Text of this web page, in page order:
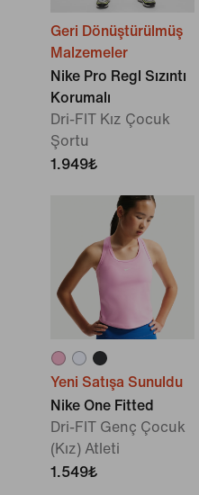
Geri Dönüştürülmüş
Malzemeler
Nike Pro Regl Sızıntı
Korumalı
Dri-FIT Kız Çocuk
Şortu
1.949₺
Yeni Satışa Sunuldu
Nike One Fitted
Dri-FIT Genç Çocuk
(Kız) Atleti
1.549₺